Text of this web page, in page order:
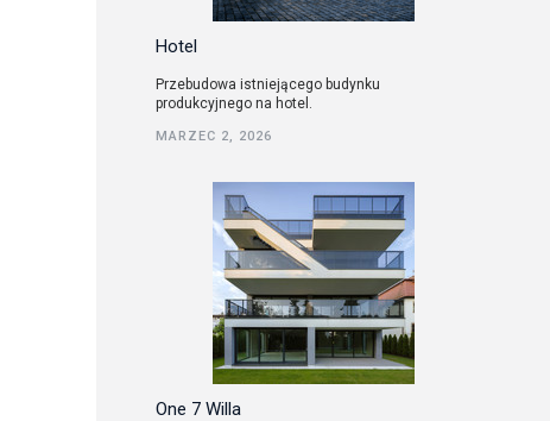
Hotel
Przebudowa istniejącego budynku
produkcyjnego na hotel.
MARZEC 2, 2026
One 7 Willa